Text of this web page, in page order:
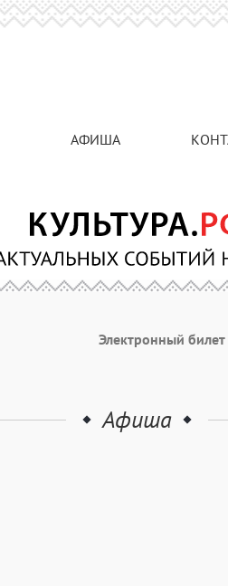
АФИША
Электронный билет
Афиша